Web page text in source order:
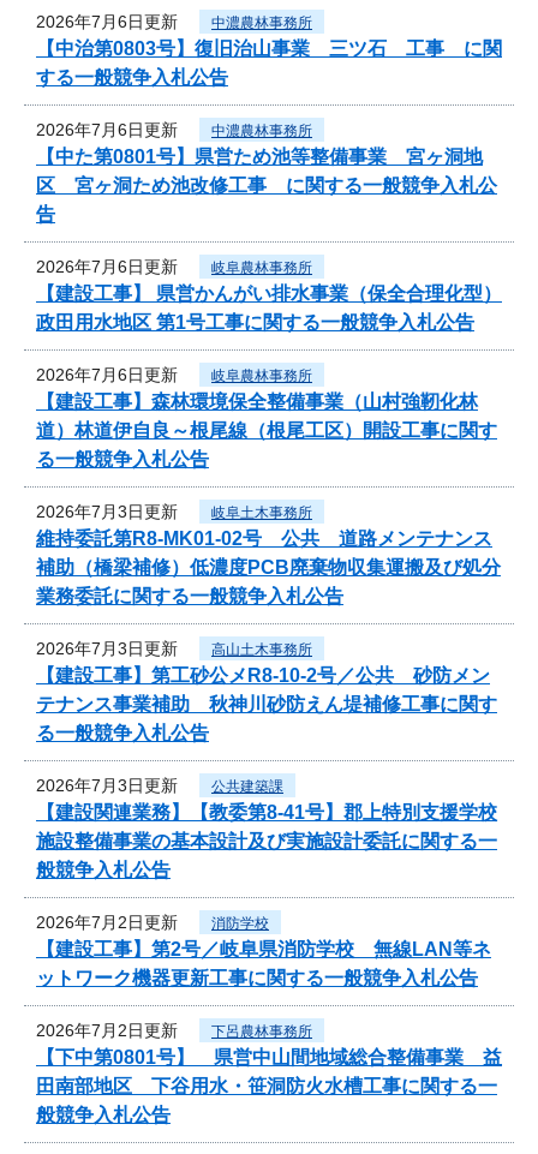
2026年7月6日更新 中濃農林事務所
【中治第0803号】復旧治山事業 三ツ石 工事 に関
する一般競争入札公告
2026年7月6日更新 中濃農林事務所
【中た第0801号】県営ため池等整備事業 宮ヶ洞地
区 宮ヶ洞ため池改修工事 に関する一般競争入札公
告
2026年7月6日更新 岐阜農林事務所
【建設工事】 県営かんがい排水事業（保全合理化型）
政田用水地区 第1号工事に関する一般競争入札公告
2026年7月6日更新 岐阜農林事務所
【建設工事】森林環境保全整備事業（山村強靭化林
道）林道伊自良～根尾線（根尾工区）開設工事に関す
る一般競争入札公告
2026年7月3日更新 岐阜土木事務所
維持委託第R8-MK01-02号 公共 道路メンテナンス
補助（橋梁補修）低濃度PCB廃棄物収集運搬及び処分
業務委託に関する一般競争入札公告
2026年7月3日更新 高山土木事務所
【建設工事】第工砂公メR8-10-2号／公共 砂防メン
テナンス事業補助 秋神川砂防えん堤補修工事に関す
る一般競争入札公告
2026年7月3日更新 公共建築課
【建設関連業務】【教委第8-41号】郡上特別支援学校
施設整備事業の基本設計及び実施設計委託に関する一
般競争入札公告
2026年7月2日更新 消防学校
【建設工事】第2号／岐阜県消防学校 無線LAN等ネ
ットワーク機器更新工事に関する一般競争入札公告
2026年7月2日更新 下呂農林事務所
【下中第0801号】 県営中山間地域総合整備事業 益
田南部地区 下谷用水・笹洞防火水槽工事に関する一
般競争入札公告